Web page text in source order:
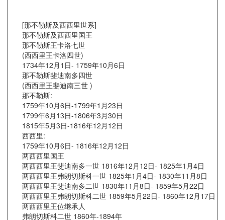
[那不勒斯及西西里世系]
那不勒斯及西西里国王
那不勒斯王卡洛七世
(西西里王卡洛四世)
1734年12月1日- 1759年10月6日
那不勒斯斐迪南多四世
(西西里王斐迪南三世 )
那不勒斯:
1759年10月6日-1799年1月23日
1799年6月13日-1806年3月30日
1815年5月3日-1816年12月12日
西西里:
1759年10月6日- 1816年12月12日
两西西里国王
两西西里王斐迪南多一世 1816年12月12日- 1825年1月4日
两西西里王弗朗切斯科一世 1825年1月4日- 1830年11月8日
两西西里王斐迪南多二世 1830年11月8日- 1859年5月22日
两西西里王弗朗切斯科二世 1859年5月22日- 1860年12月17日
两西西里王位继承人
弗朗切斯科二世 1860年-1894年